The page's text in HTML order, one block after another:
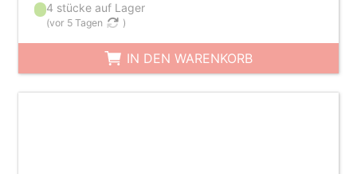
4 stücke auf Lager
(vor 5 Tagen )
IN DEN WARENKORB